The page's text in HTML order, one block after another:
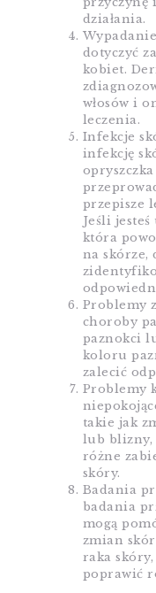
działania.
dotyczyć
kobiet.
włosów i
leczenia.
Infekcje
infekcję
przepisze
Jeśli
która
na skórze,
Problemy
choroby
paznokci
koloru
zalecić
Problemy
takie jak
lub blizny,
różne
skóry.
Badania
badania
mogą
zmian
raka
poprawić